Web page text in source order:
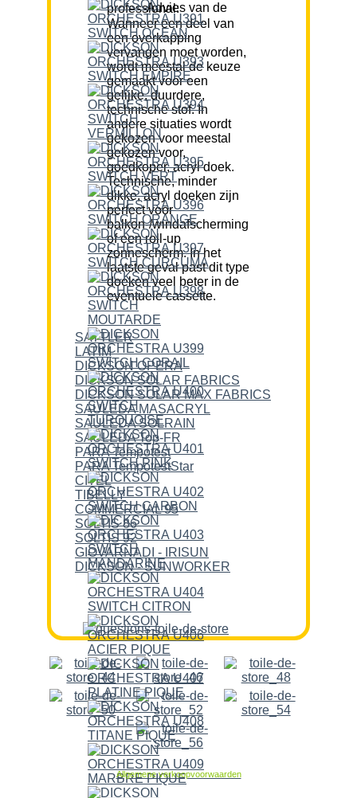
Advies van de professional:
Wanneer een deel van
een overkapping
vervangen moet worden,
wordt meestal de keuze
gemaakt voor een
gelijke, duurdere,
technische stof. In
andere situaties wordt
gekozen voor meestal
gekozen voor,
goedkoper, acryl doek.
Technische, minder
dikke, acryl doeken zijn
perfect voor
balkon-/windafscherming
of een roll-up
zonnescherm. In het
laatste geval past dit type
doeken veel beter in de
eventuele cassette.
SATTLER
LATIM
DICKSON OPERA
DICKSON SOLAR FABRICS
DICKSON SOLAR MAX FABRICS
SAULEDA MASACRYL
SAULEDA SOLRAIN
SAULEDA Top-FR
PARA Tempotest
PARA TempotestStar
CITEL
TIBELLY
COMMERCIAL 95
SOLTIS 86
SOLTIS 92
GIOVARNADI - IRISUN
DICKSON - SUNWORKER
Allgemene verkoopvoorwaarden